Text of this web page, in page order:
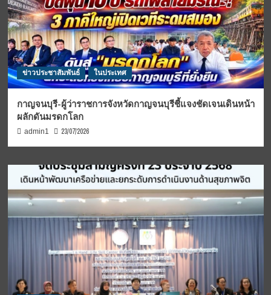
ข่าวประชาสัมพันธ์ ในประเทศ
กาญจนบุรี-ผู้ว่าราชการจังหวัดกาญจนบุรีชี้แจงชัดเจนเดินหน้า
ผลักดันมรดกโลก
admin1 23/07/2026